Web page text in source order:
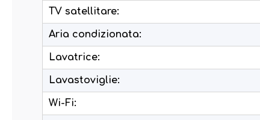
TV satellitare:
Aria condizionata:
Lavatrice:
Lavastoviglie:
Wi-Fi: